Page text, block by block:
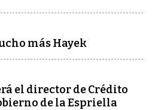
más Hayek
el director de Crédito
de la Espriella